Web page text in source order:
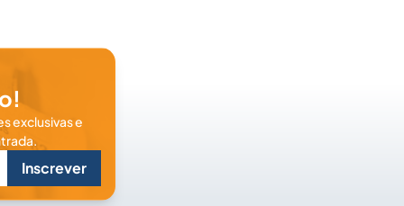
exclusivas e
Inscrever